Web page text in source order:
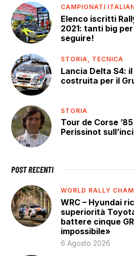
CAMPIONATI
Elenco iscritti
2021: tanti big
seguire!
STORIA, TECNICA
Lancia Delta S4:
costruita per il
STORIA
Tour de Corse
Perissinot
POST RECENTI
WORLD RALLY
WRC – Hyundai
superiorità
battere cinque
impossibile»
6 Agosto 2026